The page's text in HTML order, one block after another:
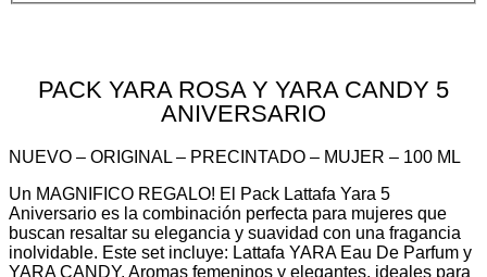
PACK YARA ROSA Y YARA CANDY 5
ANIVERSARIO
NUEVO – ORIGINAL – PRECINTADO – MUJER – 100 ML
Un MAGNIFICO REGALO! El Pack Lattafa Yara 5
Aniversario es la combinación perfecta para mujeres que
buscan resaltar su elegancia y suavidad con una fragancia
inolvidable. Este set incluye: Lattafa YARA Eau De Parfum y
YARA CANDY. Aromas femeninos y elegantes, ideales para